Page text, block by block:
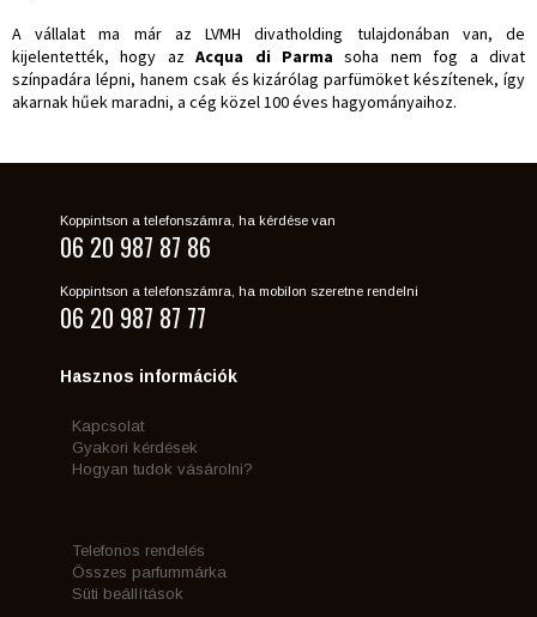
A vállalat ma már az LVMH divatholding tulajdonában van, de
kijelentették, hogy azAcqua di Parma soha nem fog a divat
színpadára lépni, hanem csak és kizárólag parfümöket készítenek, így
akarnak hűek maradni, a cég közel 100 éves hagyományaihoz.
Koppintson a telefonszámra, ha kérdése van
06 20 987 87 86
Koppintson a telefonszámra, ha mobilon szeretne rendelni
06 20 987 87 77
Hasznos információk
Kapcsolat
Gyakori kérdések
Hogyan tudok vásárolni?
Telefonos rendelés
Összes parfummárka
Süti beállítások